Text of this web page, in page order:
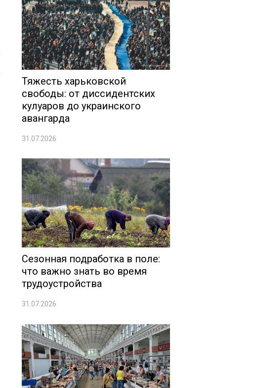
Тяжесть харьковской
свободы: от диссидентских
кулуаров до украинского
авангарда
31.07.2026
Сезонная подработка в поле:
что важно знать во время
трудоустройства
31.07.2026